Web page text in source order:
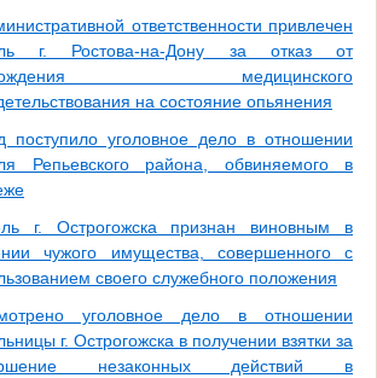
ответственности привлечен
г. Ростова-на-Дону за отказ от
медицинского
на состояние опьянения
поступило уголовное дело в отношении
Репьевского района, обвиняемого в
г. Острогожска признан виновным в
чужого имущества, совершенного с
своего служебного положения
уголовное дело в отношении
г. Острогожска в получении взятки за
незаконных действий в